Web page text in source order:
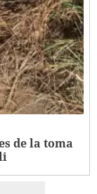
de la toma